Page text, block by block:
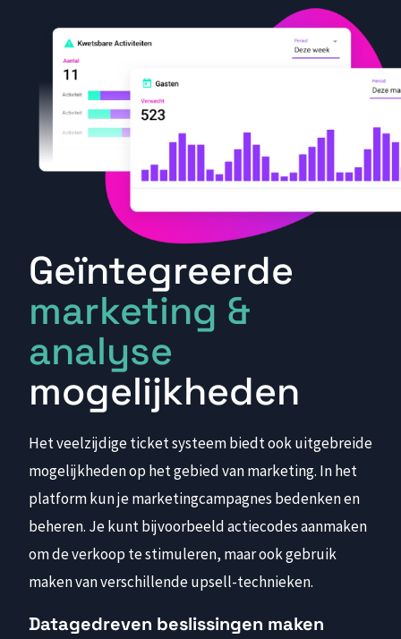
Geïntegreerde
marketing &
analyse
mogelijkheden
Het veelzijdige ticket systeem biedt ook uitgebreide
mogelijkheden op het gebied van marketing. In het
platform kun je marketingcampagnes bedenken en
beheren. Je kunt bijvoorbeeld actiecodes aanmaken
om de verkoop te stimuleren, maar ook gebruik
maken van verschillende upsell-technieken.
Datagedreven beslissingen maken